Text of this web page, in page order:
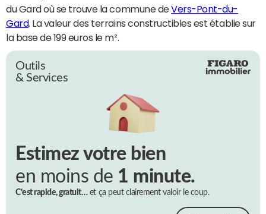
du Gard où se trouve la commune deVers-Pont-du-
Gard . La valeur des terrains constructibles est établie sur
la base de 199 euros le m².
Outils
& Services
Estimez votre bien
en moins de 1 minute.
C’est rapide, gratuit…et ça peut clairement valoir le coup.